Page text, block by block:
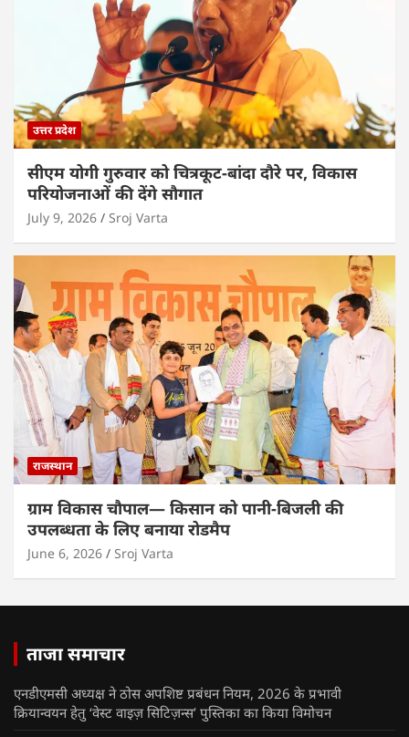
उत्तर प्रदेश
सीएम योगी गुरुवार को चित्रकूट-बांदा दौरे पर, विकास
परियोजनाओं की देंगे सौगात
July 9, 2026 Sroj Varta
राजस्थान
ग्राम विकास चौपाल— किसान को पानी-बिजली की
उपलब्धता के लिए बनाया रोडमैप
June 6, 2026 Sroj Varta
ताजा समाचार
एनडीएमसी अध्यक्ष ने ठोस अपशिष्ट प्रबंधन नियम, 2026 के प्रभावी
क्रियान्वयन हेतु ‘वेस्ट वाइज़ सिटिज़न्स’ पुस्तिका का किया विमोचन